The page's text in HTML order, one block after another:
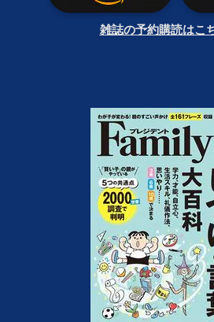
雑誌の予約購読はこ